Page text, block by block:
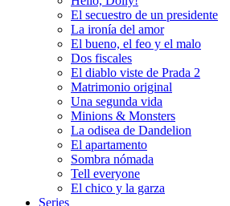
El secuestro de un presidente
La ironía del amor
El bueno, el feo y el malo
Dos fiscales
El diablo viste de Prada 2
Matrimonio original
Una segunda vida
Minions & Monsters
La odisea de Dandelion
El apartamento
Sombra nómada
Tell everyone
El chico y la garza
Series